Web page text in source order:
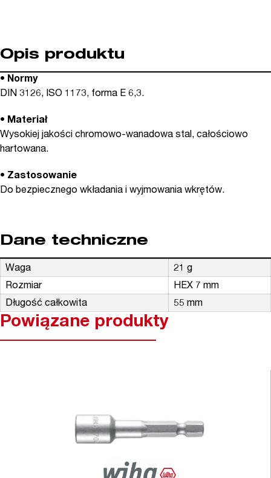
Opis produktu
• Normy
DIN 3126, ISO 1173, forma E 6,3.
• Materiał
Wysokiej jakości chromowo-wanadowa stal, całościowo
hartowana.
• Zastosowanie
Do bezpiecznego wkładania i wyjmowania wkrętów.
Dane techniczne
Waga
21 g
Rozmiar
HEX 7 mm
Długość całkowita
55 mm
Powiązane produkty